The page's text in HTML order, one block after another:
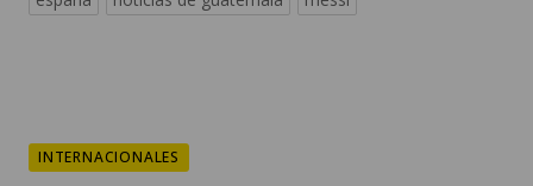
Brote de ébola: OMS